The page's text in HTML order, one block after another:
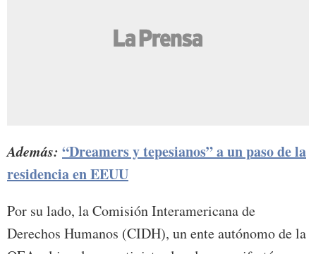
Además: “Dreamers y tepesianos” a un paso de la
residencia en EEUU
Por su lado, la Comisión Interamericana de
Derechos Humanos (CIDH), un ente autónomo de la